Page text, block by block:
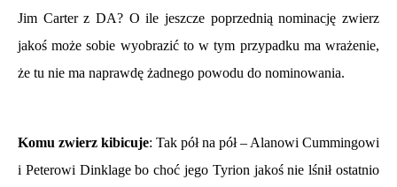
Jim Carter z DA? O ile jeszcze poprzednią nominację zwierz
jakoś może sobie wyobrazić to w tym przypadku ma wrażenie,
że tu nie ma naprawdę żadnego powodu do nominowania.
Komu zwierz kibicuje: Tak pół na pół – Alanowi Cummingowi
i Peterowi Dinklage bo choć jego Tyrion jakoś nie lśnił ostatnio